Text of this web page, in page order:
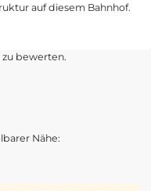
auf diesem Bahnhof.
bewerten.
Nähe: